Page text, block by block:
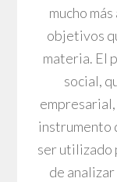
mucho
objetivos
materia. El
social,
instrumento
ser utilizado
de